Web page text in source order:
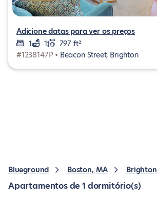
Adicione datas para ver os preços
1
1
797 ft²
#1238147P • Beacon Street, Brighton
Blueground Boston, MA Brighton
Apartamentos de 1 dormitório(s)